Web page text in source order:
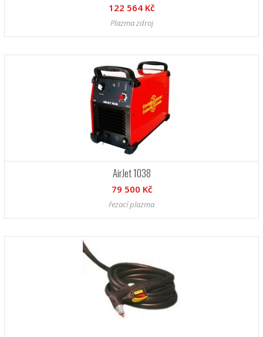
122 564 Kč
Plazma zdroj
AirJet 1038
79 500 Kč
řezací plazma